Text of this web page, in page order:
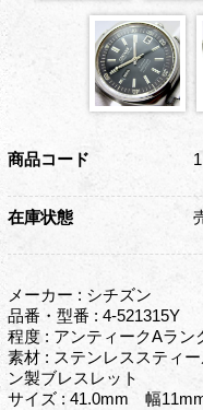
商品コード
在庫状態
メーカー : シチズン
品番・型番 : 4-521315Y
程度 : アンティークAラン
素材 : ステンレススティ
ン製ブレスレット
サイズ : 41.0mm 幅